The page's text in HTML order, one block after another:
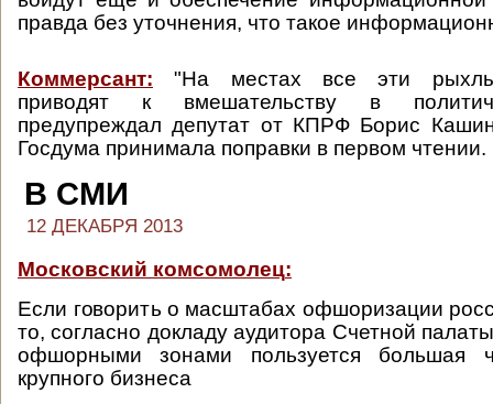
правда без уточнения, что такое
Коммерсант: "На местах все эти
приводят к вмешательству в
предупреждал депутат от КПРФ Борис
Госдума принимала поправки в первом чтении.
В СМИ
12 ДЕКАБРЯ 2013
Московский комсомолец:
Если говорить о масштабах офшоризации
то, согласно докладу аудитора Счетной
офшорными зонами пользуется большая
крупного бизнеса